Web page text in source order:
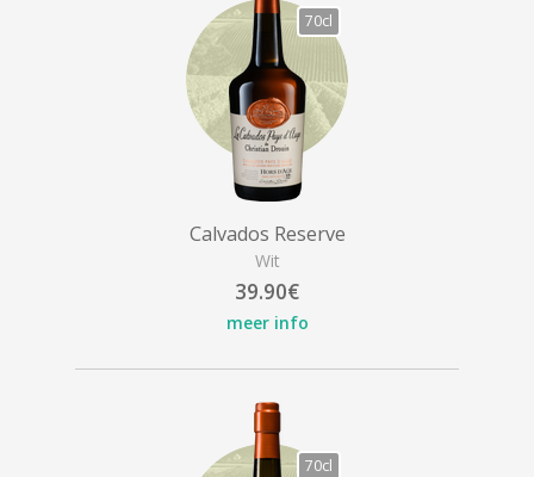
70cl
Calvados Reserve
Wit
39.90€
meer info
70cl